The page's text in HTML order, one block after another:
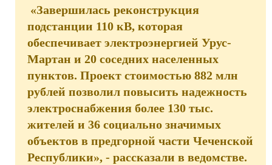
«Завершилась реконструкция
подстанции 110 кВ, которая
обеспечивает электроэнергией Урус-
Мартан и 20 соседних населенных
пунктов. Проект стоимостью 882 млн
рублей позволил повысить надежность
электроснабжения более 130 тыс.
жителей и 36 социально значимых
объектов в предгорной части Чеченской
Республики», - рассказали в ведомстве.